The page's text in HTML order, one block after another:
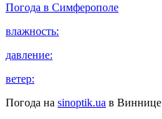
Погода в Симферополе
влажность:
давление:
ветер:
Погода на sinoptik.ua в Виннице